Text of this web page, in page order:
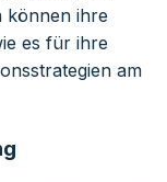
können ihre
es für ihre
am